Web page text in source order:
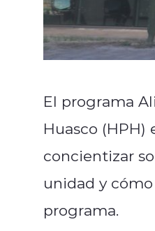
El programa
Huasco
concientizar
unidad y
programa.